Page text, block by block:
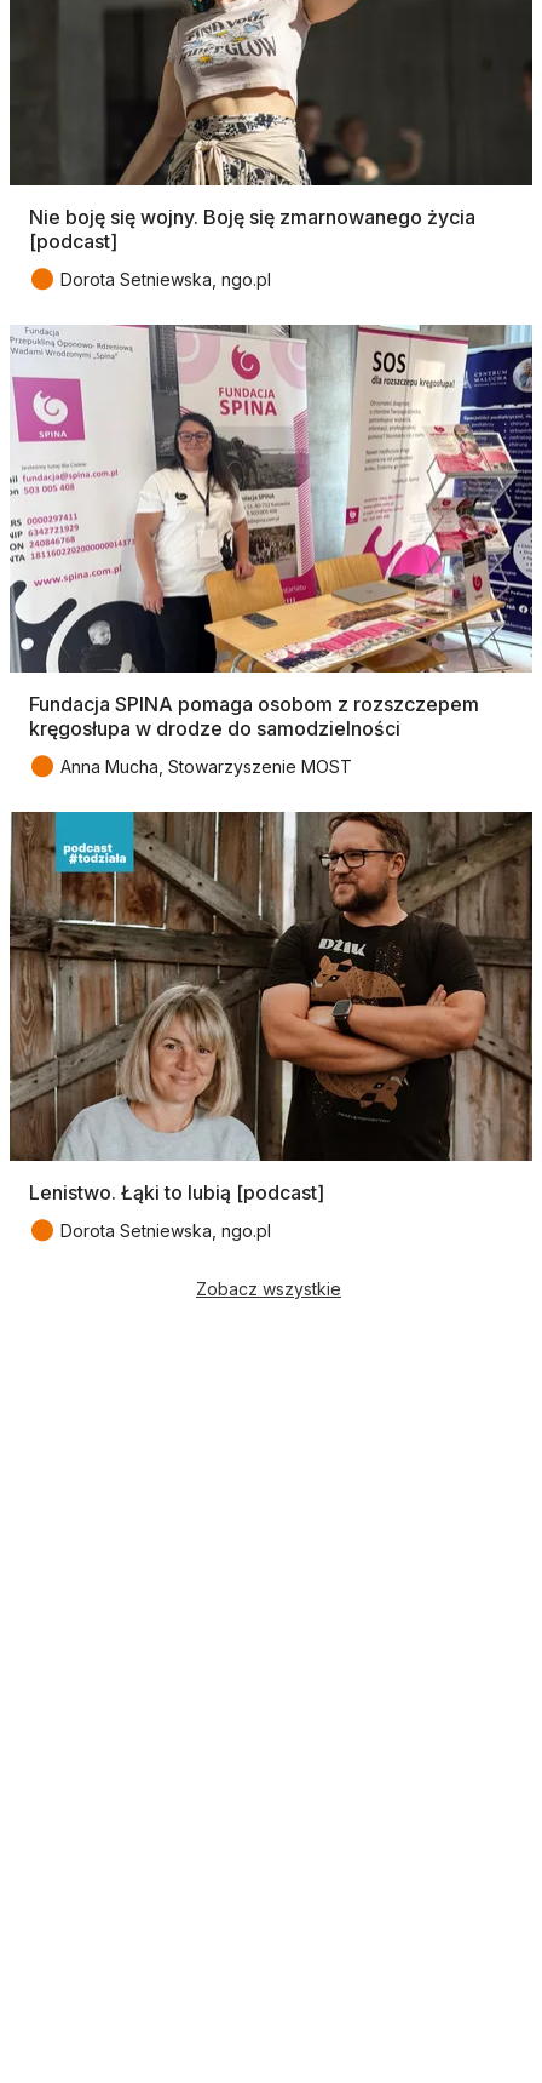
Nie boję się wojny. Boję się zmarnowanego życia
[podcast]
● Dorota Setniewska, ngo.pl
Fundacja SPINA pomaga osobom z rozszczepem
kręgosłupa w drodze do samodzielności
● Anna Mucha, Stowarzyszenie MOST
Lenistwo. Łąki to lubią [podcast]
● Dorota Setniewska, ngo.pl
Zobacz wszystkie